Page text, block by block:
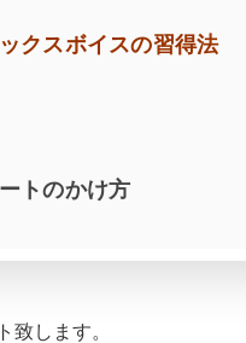
クスボイスの習得法
トのかけ方
致します。